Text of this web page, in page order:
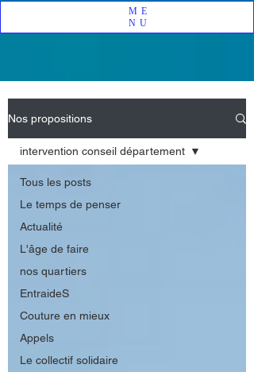
ME
NU
Nos propositions
Tous les posts
Le temps de penser
Actualité
L'âge de faire
nos quartiers
EntraideS
Couture en mieux
Appels
Le collectif solidaire
intervention conseil département